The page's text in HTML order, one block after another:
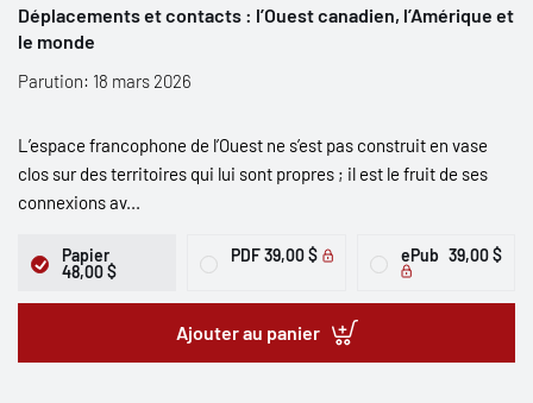
Déplacements et contacts : l’Ouest canadien, l’Amérique et
le monde
Parution: 18 mars 2026
L’espace francophone de l’Ouest ne s’est pas construit en vase
clos sur des territoires qui lui sont propres ; il est le fruit de ses
connexions av...
Papier
48,00 $
PDF 39,00 $ ePub 39,00 $
Ajouter au panier